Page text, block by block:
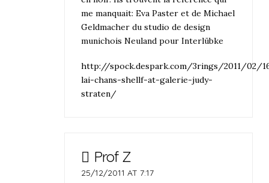
me manquait: Eva Paster et de Michael
Geldmacher du studio de design
munichois Neuland pour Interlübke
http://spock.despark.com/3rings/2011/02/
lai-chans-shellf-at-galerie-judy-
straten/
Prof Z
25/12/2011 AT 7:17